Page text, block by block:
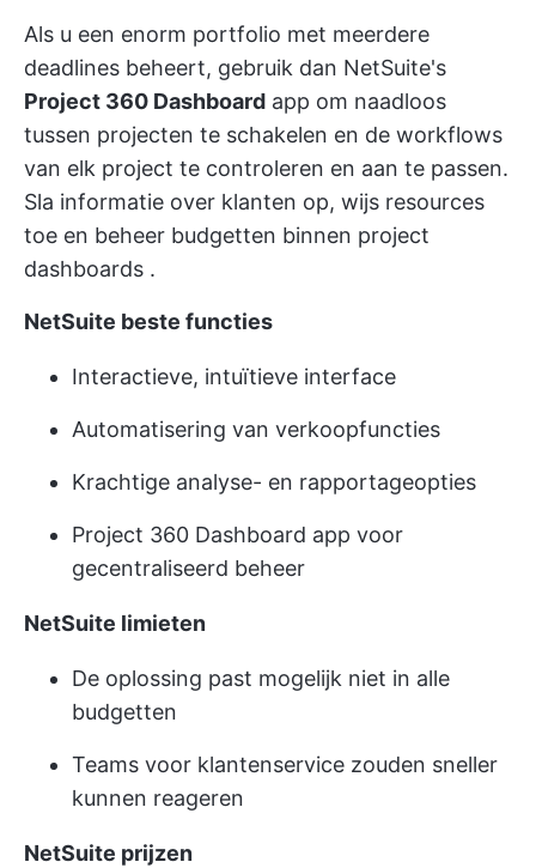
Als u een enorm portfolio met meerdere
deadlines beheert, gebruik dan NetSuite's
Project 360 Dashboard app om naadloos
tussen projecten te schakelen en de workflows
van elk project te controleren en aan te passen.
Sla informatie over klanten op, wijs resources
toe en beheer budgetten binnen project
dashboards .
NetSuite beste functies
Interactieve, intuïtieve interface
Automatisering van verkoopfuncties
Krachtige analyse- en rapportageopties
Project 360 Dashboard app voor
gecentraliseerd beheer
NetSuite limieten
De oplossing past mogelijk niet in alle
budgetten
Teams voor klantenservice zouden sneller
kunnen reageren
NetSuite prijzen